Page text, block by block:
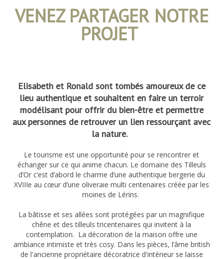
VENEZ PARTAGER NOTRE
PROJET
Elisabeth et Ronald sont tombés amoureux de ce
lieu authentique et souhaitent en faire un terroir
modélisant pour offrir du bien-être et permettre
aux personnes de retrouver un lien ressourçant avec
la nature.
Le tourisme est une opportunité pour se rencontrer et
échanger sur ce qui anime chacun. Le domaine des Tilleuls
d’Or c’est d’abord le charme d’une authentique bergerie du
XVIIIe au cœur d’une oliveraie multi centenaires créée par les
moines de Lérins.
La bâtisse et ses allées sont protégées par un magnifique
chêne et des tilleuls tricentenaires qui invitent à la
contemplation. La décoration de la maison offre une
ambiance intimiste et très cosy. Dans les pièces, l’âme british
de l'ancienne propriétaire décoratrice d'intérieur se laisse